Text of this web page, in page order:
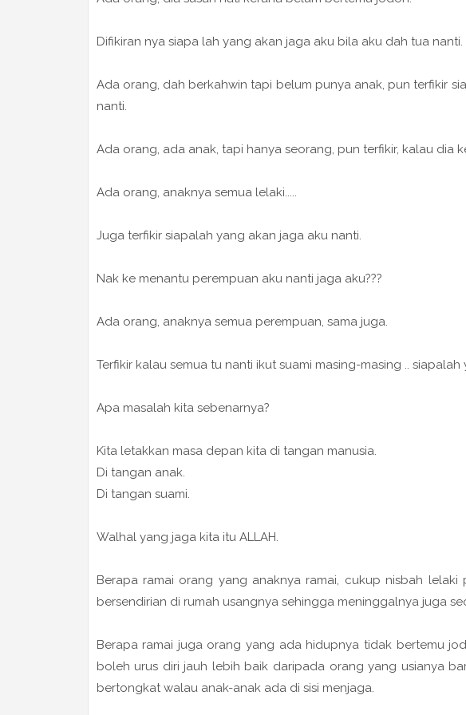
Difikiran nya siapa lah yang akan jaga aku bila aku dah tua nanti.
Ada orang, dah berkahwin tapi belum punya anak, pun terfikir
nanti.
Ada orang, ada anak, tapi hanya seorang, pun terfikir, kalau dia
Ada orang, anaknya semua lelaki.....
Juga terfikir siapalah yang akan jaga aku nanti.
Nak ke menantu perempuan aku nanti jaga aku???
Ada orang, anaknya semua perempuan, sama juga.
Terfikir kalau semua tu nanti ikut suami masing-masing ..
Apa masalah kita sebenarnya?
Kita letakkan masa depan kita di tangan manusia.
Di tangan anak.
Di tangan suami.
Walhal yang jaga kita itu ALLAH.
Berapa ramai orang yang anaknya ramai, cukup nisbah lelaki
bersendirian di rumah usangnya sehingga meninggalnya juga
Berapa ramai juga orang yang ada hidupnya tidak bertemu
boleh urus diri jauh lebih baik daripada orang yang usianya
bertongkat walau anak-anak ada di sisi menjaga.